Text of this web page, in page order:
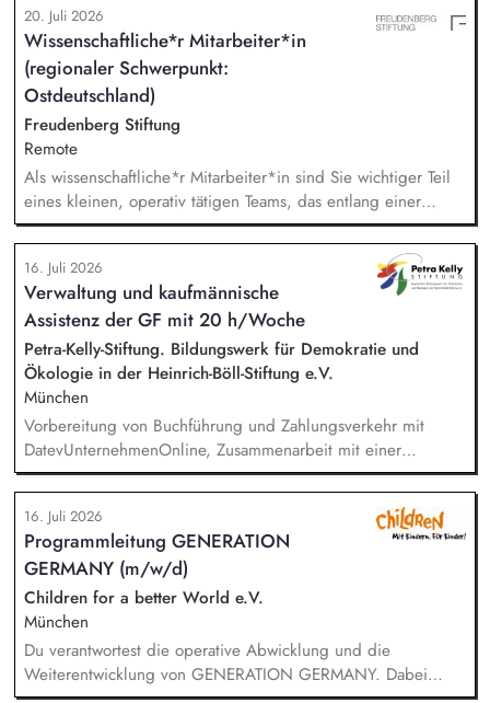
strategische*r Sparringspartner*in für digitale Trends,
Plattformfragen und den Einsatz von KI. Du übernimmst die
technische und operative Betreuung unserer gesamten
Webseiten-Landschaft und verantwortest die strategische
Weiterentwicklung von HubSpot.
20. Juli 2026
Wissenschaftliche*r Mitarbeiter*in
(regionaler Schwerpunkt:
Ostdeutschland)
Freudenberg Stiftung
Remote
Als wissenschaftliche*r Mitarbeiter*in sind Sie wichtiger Teil
eines kleinen, operativ tätigen Teams, das entlang einer
klaren Programmatik langfristig soziale Innovation
implementiert. Sie unterstützen die Geschäftsführung bei der
Umsetzung der Stiftungsprogrammatik und entwickeln dabei
die Internationalisierungsstrategie der Stiftung weiter. Sie
übersetzen wissenschaftliche Erkenntnisse in
alltagsangebundene Handlungsansätze entlang unserer
Stiftungsprogrammatik.
16. Juli 2026
Verwaltung und kaufmännische
Assistenz der GF mit 20 h/Woche
Petra-Kelly-Stiftung. Bildungswerk für Demokratie und
Ökologie in der Heinrich-Böll-Stiftung e.V.
München
Vorbereitung von Buchführung und Zahlungsverkehr mit
DatevUnternehmenOnline, Zusammenarbeit mit einer
Steuerkanzlei, Zuarbeit Wirtschaftsprüfung bei der Erstellung
des Verwendungsnachweises und des Jahresabschlusses,
Unterstützung in der Projektadministration und -abrechnung,
Administrative Beratung von Kooperationspartner*innen,
Pflege von Personalstammdaten, Unterstützung der
Geschäftsführung, Einführung und Nutzung von digitalen
Anwendungen, Einhaltung und Überprüfung der DSGVO.
16. Juli 2026
Programmleitung GENERATION
GERMANY (m/w/d)
Children for a better World e.V.
München
Du verantwortest die operative Abwicklung und die
Weiterentwicklung von GENERATION GERMANY. Dabei
arbeitest Du im Team und auch eng mit unserem Vorstand